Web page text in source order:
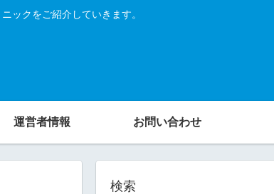
ックをご紹介していきます。
運営者情報 お問い合わせ
検索